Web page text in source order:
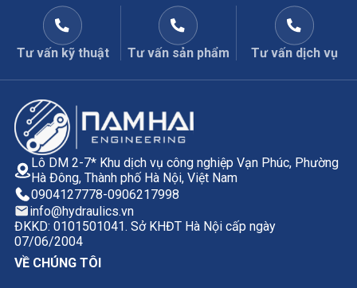
Tư vấn kỹ thuật Tư vấn sản phẩm Tư vấn dịch vụ
Lô DM 2-7* Khu dịch vụ công nghiệp Vạn Phúc, Phường
Hà Đông, Thành phố Hà Nội, Việt Nam
0904127778-0906217998
info@hydraulics.vn
ĐKKD: 0101501041. Sở KHĐT Hà Nội cấp ngày
07/06/2004
VỀ CHÚNG TÔI